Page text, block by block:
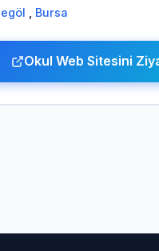
Bursa
Okul Web Sitesini